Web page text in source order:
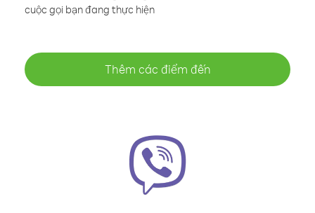
cuộc gọi bạn đang thực hiện
Thêm các điểm đến